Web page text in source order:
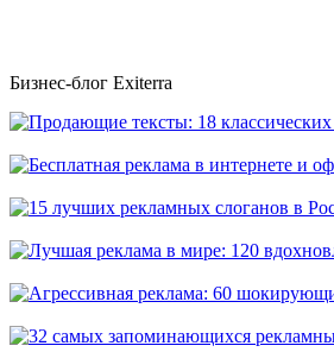
Бизнес-блог Exiterra